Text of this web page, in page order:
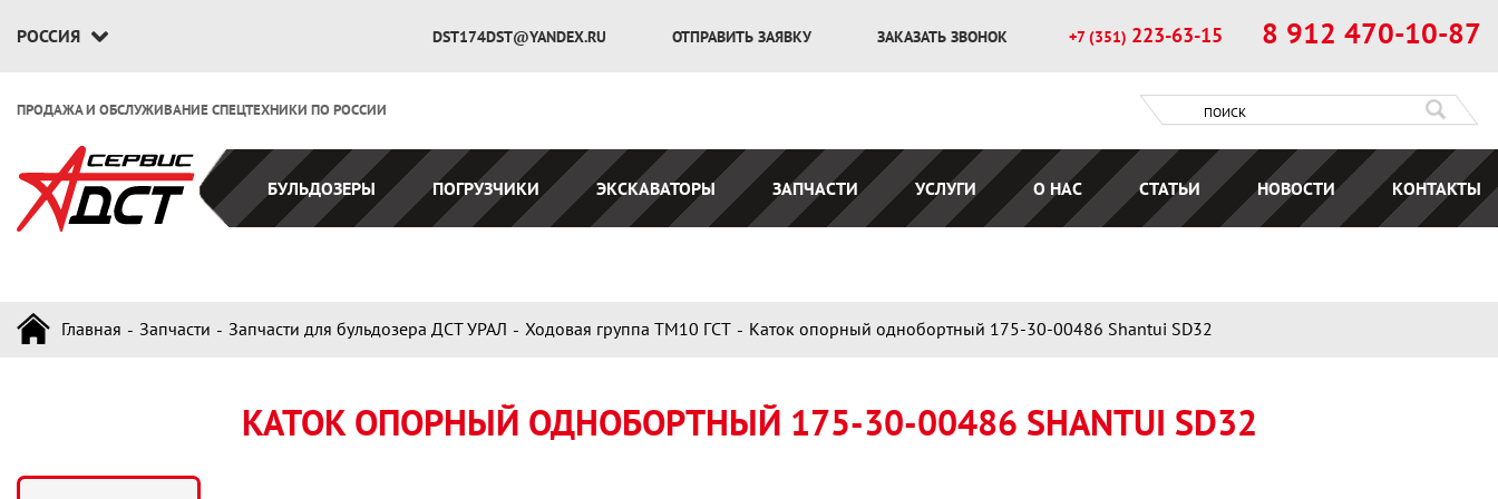
РОССИЯ DST174DST@YANDEX.RU ОТПРАВИТЬ ЗАЯВКУ ЗАКАЗАТЬ ЗВОНОК +7 (351) 223-63-15 8 912 470-10-87
ПРОДАЖА И ОБСЛУЖИВАНИЕ СПЕЦТЕХНИКИ ПО РОССИИ
БУЛЬДОЗЕРЫ ПОГРУЗЧИКИ ЭКСКАВАТОРЫ ЗАПЧАСТИ УСЛУГИ О НАС СТАТЬИ НОВОСТИ КОНТАКТЫ
Главная Запчасти Запчасти для бульдозера ДСТ УРАЛ Ходовая группа ТМ10 ГСТ Каток опорный однобортный 175-30-00486 Shantui SD32
КАТОК ОПОРНЫЙ ОДНОБОРТНЫЙ 175-30-00486 SHANTUI SD32